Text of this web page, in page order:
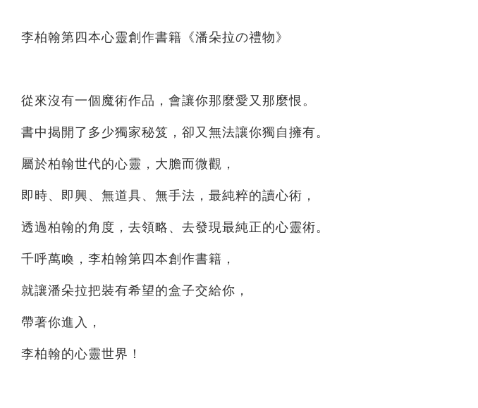
李柏翰第四本心靈創作書籍《潘朵拉の禮物》
從來沒有一個魔術作品，會讓你那麼愛又那麼恨。
書中揭開了多少獨家秘笈，卻又無法讓你獨自擁有。
屬於柏翰世代的心靈，大膽而微觀，
即時、即興、無道具、無手法，最純粹的讀心術，
透過柏翰的角度，去領略、去發現最純正的心靈術。
千呼萬喚，李柏翰第四本創作書籍，
就讓潘朵拉把裝有希望的盒子交給你，
帶著你進入，
李柏翰的心靈世界！